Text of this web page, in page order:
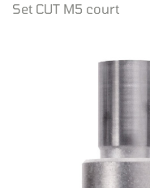
Set CUT M5 court